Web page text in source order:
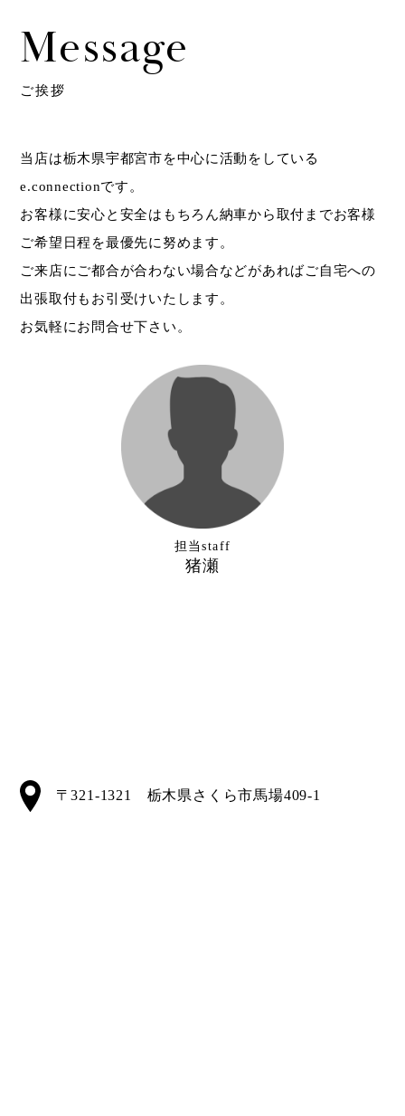
Message
ご挨拶
当店は栃木県宇都宮市を中心に活動をしている
e.connectionです。
お客様に安心と安全はもちろん納車から取付までお客様
ご希望日程を最優先に努めます。
ご来店にご都合が合わない場合などがあればご自宅への
出張取付もお引受けいたします。
お気軽にお問合せ下さい。
担当staff
猪瀬
〒321-1321 栃木県さくら市馬場409-1